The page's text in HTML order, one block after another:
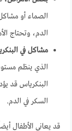
الصماء أو
الدم، وتحتاج
مشاكل في
الذي ينظم
البنكرياس قد
السكر في الدم.
قد يعاني الأطفال